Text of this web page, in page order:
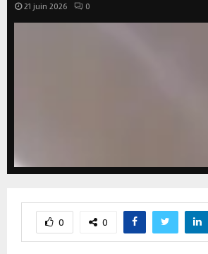
21 juin 2026 0
0 0